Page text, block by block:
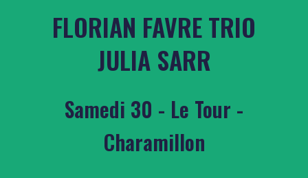
FLORIAN FAVRE TRIO
JULIA SARR
Samedi 30 - Le Tour -
Charamillon